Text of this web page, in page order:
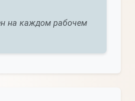
на каждом рабочем